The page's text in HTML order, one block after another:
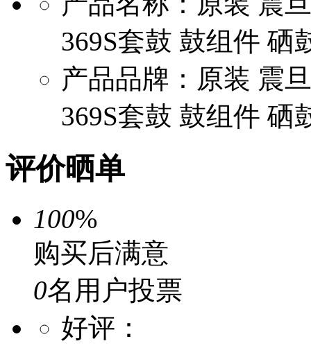
369S套鼓 鼓组件 硒
产品品牌：原装 震
369S套鼓 鼓组件 硒
评价晒单
100%
购买后满意
0名用户投票
好评：